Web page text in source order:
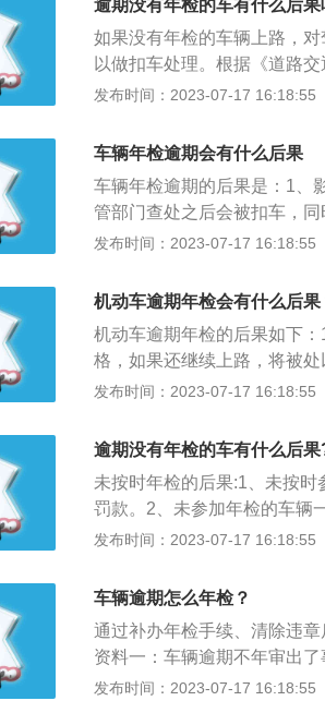
行规定的，处警告或者二十
处罚。上道路行驶的机动车
志，或者未随车携带行驶证
车，通知当事人提供相应的
部、生态环境部、交通运输
检验制度改革优化车检服务
微、小载客汽车（面包车、
座以下非营运微、小载客汽
辆合格检验标志；2、车龄6
进行上线检验（原政策：第6
以上：上线检验调整为一年
15年以上需半年一检）。除
（第6年、第10年），10年以
逾期没有年检的车有什么后果
如果没有年检的车辆上路，
以做扣车处理。根据《道路
号）第十一条第十二款规定
物品运输车辆上道路行驶的
条规定：上道路行驶的机动
志，或者未随车携带行驶证
车，通知当事人提供相应的
十条的规定予以处罚。当事
九十条的规定予以处罚。第
于道路通行规定的，处警告
依照规定处罚。车辆年检也
限进行安全技术检验：(一)营
次；超过10年的，每6个月检
年检验1次；超过6年的，每
托车4年以内每2年检验1次；
每年检验1次。营运机动车在
检改革优化车检服务新举措
对非营运小微型载客汽车，
0年），并将原15年以后每半
0年内上线检验5次调整为检
此次调整后，非营运小客车
发布时间：2023-07-17 16:18:55
车辆年检逾期会有什么后果
车辆年检逾期的后果是：1、
管部门查处之后会被扣车，
绝理赔。3、如果连续三个周
进行的检验。车辆年检逾期
罚，扣3分罚200。驾驶上路
新旧程度决定，特别是车龄
废的风险。3.注意事项：车
发布时间：2023-07-17 16:18:55
机动车逾期年检会有什么后果
机动车逾期年检的后果如下
格，如果还继续上路，将被
责：未按时参加年审的车辆
当车辆超过年检期限时，应
进行手续办理。2、补办材料
证、行驶证、驾驶证、交强
后，再补办年检手续。
发布时间：2023-07-17 16:18:55
逾期没有年检的车有什么后果
未按时年检的后果:1、未按
罚款。2、未参加年检的车辆
任，保险公司不赔。3、未按
车，但面包车和7座及7座以
线检测”，每两年需申请检验标
发布时间：2023-07-17 16:18:55
车辆逾期怎么年检？
通过补办年检手续、清除违
资料一：车辆逾期不年审出
款》规定，发生交通事故时
发布时间：2023-07-17 16:18:55